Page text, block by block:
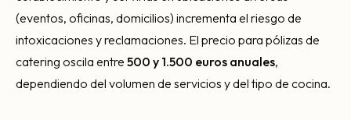
(eventos, oficinas, domicilios) incrementa el riesgo de
intoxicaciones y reclamaciones. El precio para pólizas de
catering oscila entre 500 y 1.500 euros anuales,
dependiendo del volumen de servicios y del tipo de cocina.